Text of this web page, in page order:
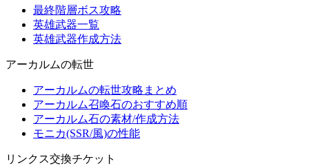
最終階層ボス攻略
英雄武器一覧
英雄武器作成方法
アーカルムの転世
アーカルムの転世攻略まとめ
アーカルム召喚石のおすすめ順
アーカルム石の素材/作成方法
モニカ(SSR/風)の性能
リンクス交換チケット